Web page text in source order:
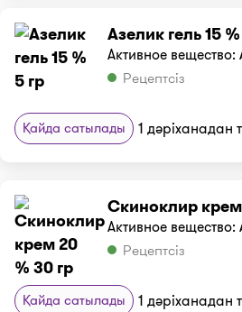
Азелик гель 15
Активное
Рецептсіз
Қайда сатылады 1 дәріханадан
Скиноклир крем
Активное
Рецептсіз
Қайда сатылады 1 дәріханадан